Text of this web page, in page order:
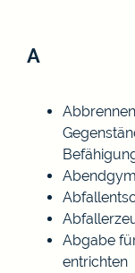
A
Abgabe
entrichten